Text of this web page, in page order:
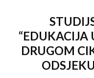
“EDUKACIJA
DRUGOM